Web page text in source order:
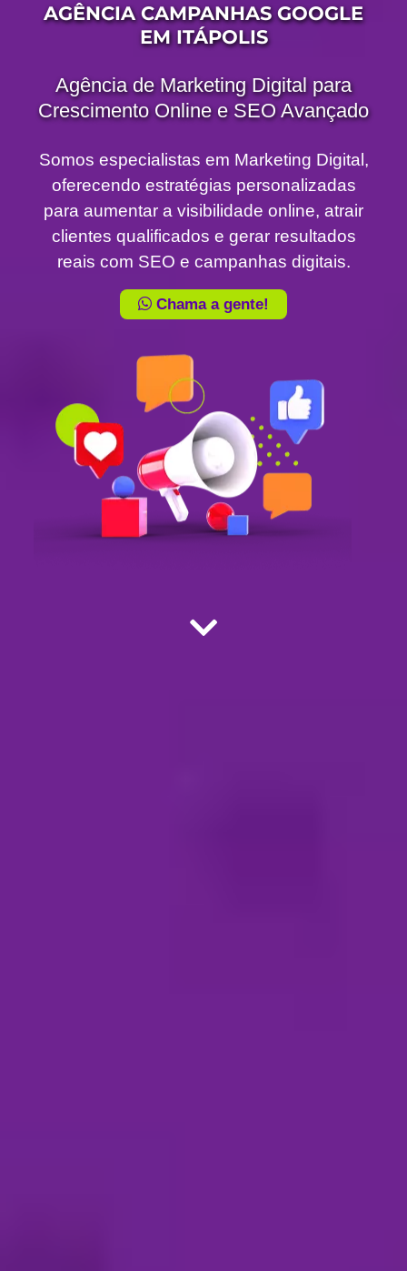
AGÊNCIA CAMPANHAS GOOGLE
EM ITÁPOLIS
Agência de Marketing Digital para
Crescimento Online e SEO Avançado
Somos especialistas em Marketing Digital,
oferecendo estratégias personalizadas
para aumentar a visibilidade online, atrair
clientes qualificados e gerar resultados
reais com SEO e campanhas digitais.
Chama a gente!